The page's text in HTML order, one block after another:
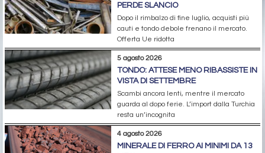
PERDE SLANCIO
Dopo il rimbalzo di fine luglio, acquisti più
cauti e tondo debole frenano il mercato.
Offerta Ue ridotta
5 agosto 2026
TONDO: ATTESE MENO RIBASSISTE IN
VISTA DI SETTEMBRE
Scambi ancora lenti, mentre il mercato
guarda al dopo ferie. L’import dalla Turchia
resta un’incognita
4 agosto 2026
MINERALE DI FERRO AI MINIMI DA 13